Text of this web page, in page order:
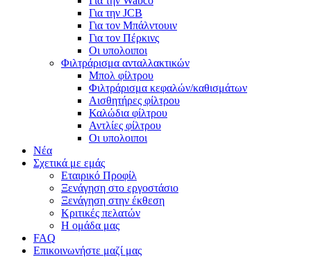
Για την JCB
Για τον Μπάλντουιν
Για τον Πέρκινς
Οι υπολοιποι
Φιλτράρισμα ανταλλακτικών
Μπολ φίλτρου
Φιλτράρισμα κεφαλών/καθισμάτων
Αισθητήρες φίλτρου
Καλώδια φίλτρου
Αντλίες φίλτρου
Οι υπολοιποι
Νέα
Σχετικά με εμάς
Εταιρικό Προφίλ
Ξενάγηση στο εργοστάσιο
Ξενάγηση στην έκθεση
Κριτικές πελατών
Η ομάδα μας
FAQ
Επικοινωνήστε μαζί μας